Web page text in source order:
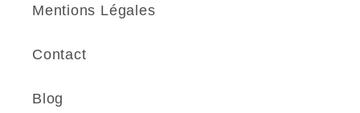
Mentions Légales
Contact
Blog